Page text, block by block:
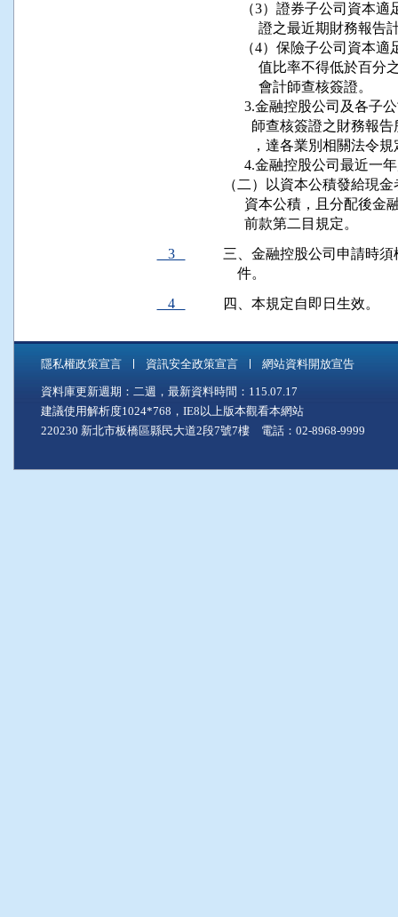
（3）證券子公司資本
證之最近期財務報
（4）保險子公司資本
值比率不得低於
          會計師查核簽證。
3.金融控股公司及各
師查核簽證之財務
，達各業別相關法
4.金融控股公司最近
（二）以資本公積發給現
資本公積，且分配後
      前款第二目規定。
3
三、金融控股公司申請時
    件。
4
四、本規定自即日生效。
隱私權政策宣言 資訊安全政策宣言 網站資料開放宣告
資料庫更新週期：二週，最新資料時間：115.07.17
建議使用解析度1024*768，IE8以上版本觀看本網站
220230 新北市板橋區縣民大道2段7號7樓 電話：02-8968-9999